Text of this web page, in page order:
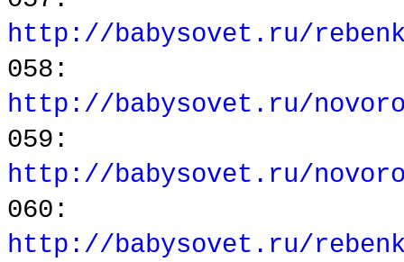
http://babysovet.ru/
058:
http://babysovet.ru/
059:
http://babysovet.ru/
060:
http://babysovet.ru/